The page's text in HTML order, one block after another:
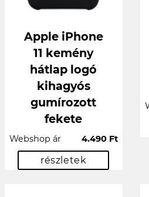
Apple iPhone
11 kemény
hátlap logó
kihagyós
gumírozott
fekete
Webshop ár 4.490 Ft
részletek